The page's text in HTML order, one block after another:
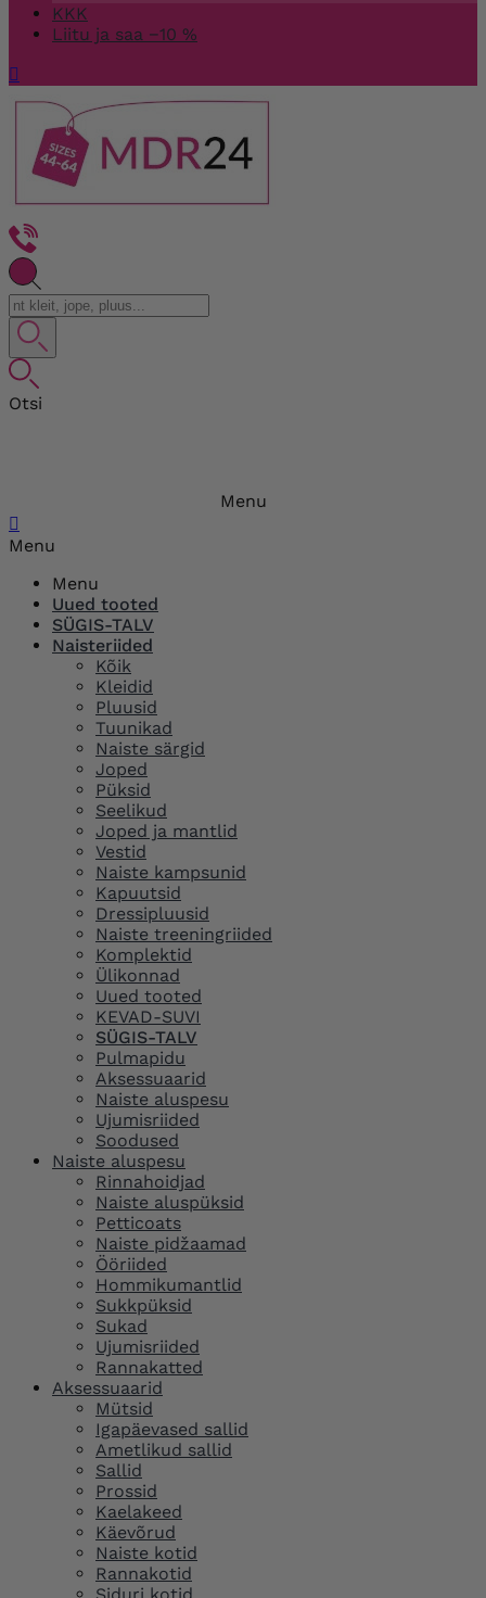
KKK
Liitu ja saa −10 %

Otsi
Menu

Menu
Menu
Uued tooted
SÜGIS-TALV
Naisteriided
Kõik
Kleidid
Pluusid
Tuunikad
Naiste särgid
Joped
Püksid
Seelikud
Joped ja mantlid
Vestid
Naiste kampsunid
Kapuutsid
Dressipluusid
Naiste treeningriided
Komplektid
Ülikonnad
Uued tooted
KEVAD-SUVI
SÜGIS-TALV
Pulmapidu
Aksessuaarid
Naiste aluspesu
Ujumisriided
Soodused
Naiste aluspesu
Rinnahoidjad
Naiste aluspüksid
Petticoats
Naiste pidžaamad
Ööriided
Hommikumantlid
Sukkpüksid
Sukad
Ujumisriided
Rannakatted
Aksessuaarid
Mütsid
Igapäevased sallid
Ametlikud sallid
Sallid
Prossid
Kaelakeed
Käevõrud
Naiste kotid
Rannakotid